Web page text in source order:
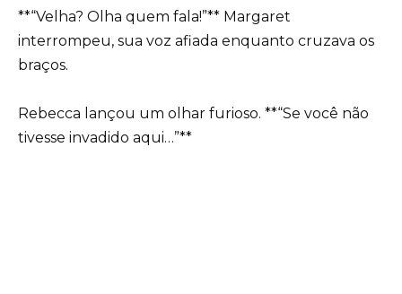
**“Velha? Olha quem fala!”** Margaret
interrompeu, sua voz afiada enquanto cruzava os
braços.
Rebecca lançou um olhar furioso. **“Se você não
tivesse invadido aqui…”**